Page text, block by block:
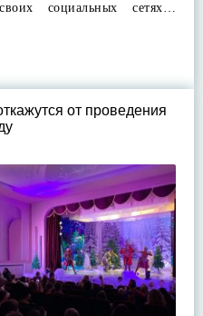
социальных сетях…
от проведения